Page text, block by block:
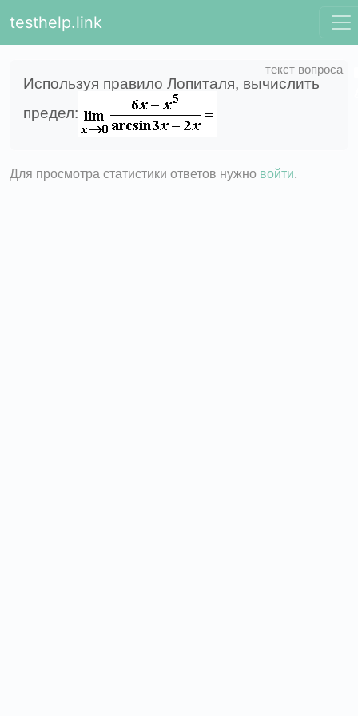
testhelp.link
Используя правило Лопиталя, вычислить
предел:
Для просмотра статистики ответов нужно войти.